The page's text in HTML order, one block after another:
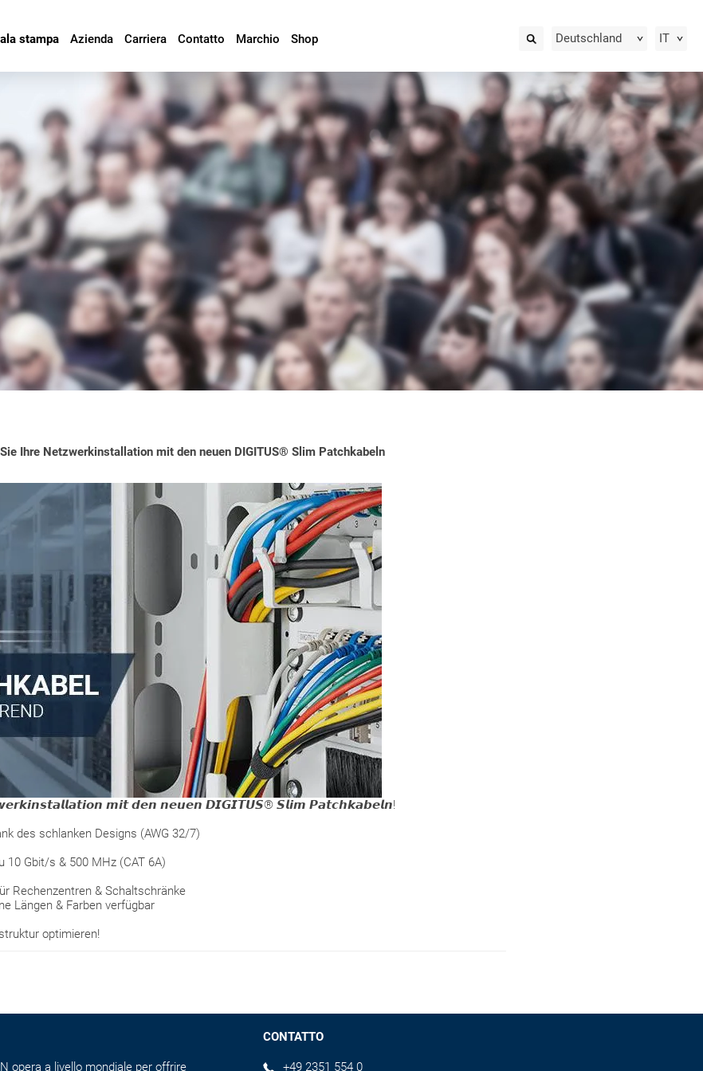
Deutschland IT
stampa Azienda Carriera Contatto Marchio Shop
Ihre Netzwerkinstallation mit den neuen DIGITUS® Slim Patchkabeln
𝙢𝙞𝙩 𝙙𝙚𝙣 𝙣𝙚𝙪𝙚𝙣 𝘿𝙄𝙂𝙄𝙏𝙐𝙎® 𝙎𝙡𝙞𝙢 𝙋𝙖𝙩𝙘𝙝𝙠𝙖𝙗𝙚𝙡𝙣!
des schlanken Designs (AWG 32/7)
10 Gbit/s & 500 MHz (CAT 6A)
Rechenzentren & Schaltschränke
Längen & Farben verfügbar
optimieren!
opera a livello mondiale per offrire
CONTATTO
+49 2351 554 0